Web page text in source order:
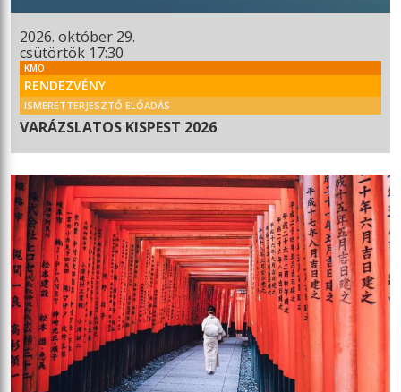
2026. október 29.
csütörtök 17:30
KMO
RENDEZVÉNY
ISMERETTERJESZTŐ ELŐADÁS
VARÁZSLATOS KISPEST 2026